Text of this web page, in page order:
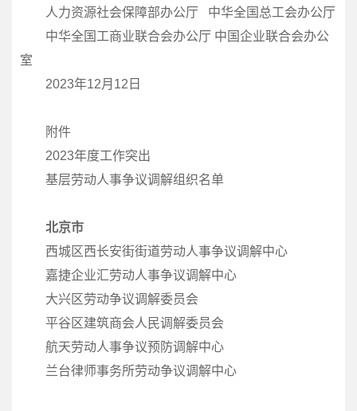
人力资源社会保障部办公厅 中华全国总工会办公厅
中华全国工商业联合会办公厅 中国企业联合会办公
室
2023年12月12日
附件
2023年度工作突出
基层劳动人事争议调解组织名单
北京市
西城区西长安街街道劳动人事争议调解中心
嘉捷企业汇劳动人事争议调解中心
大兴区劳动争议调解委员会
平谷区建筑商会人民调解委员会
航天劳动人事争议预防调解中心
兰台律师事务所劳动争议调解中心